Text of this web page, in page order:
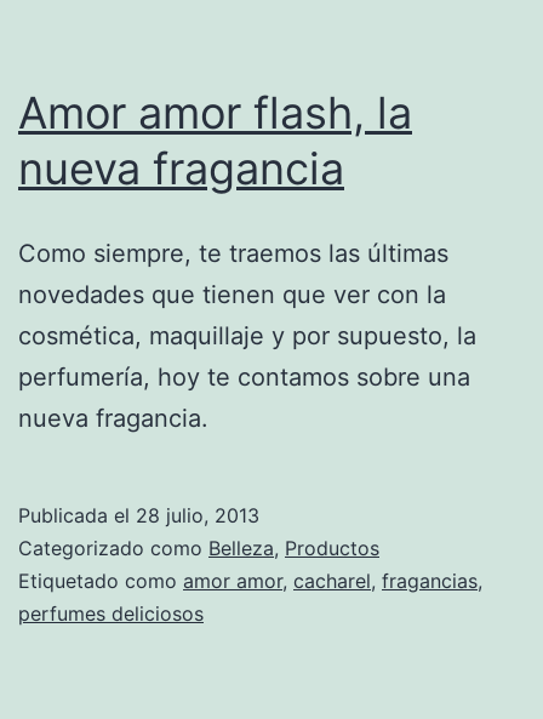
Amor amor flash, la
nueva fragancia
Como siempre, te traemos las últimas
novedades que tienen que ver con la
cosmética, maquillaje y por supuesto, la
perfumería, hoy te contamos sobre una
nueva fragancia.
Publicada el 28 julio, 2013
Categorizado como Belleza, Productos
Etiquetado como amor amor, cacharel, fragancias,
perfumes deliciosos